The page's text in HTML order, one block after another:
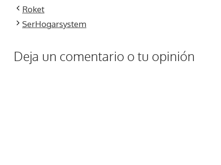
Roket
SerHogarsystem
Deja un comentario o tu opinión